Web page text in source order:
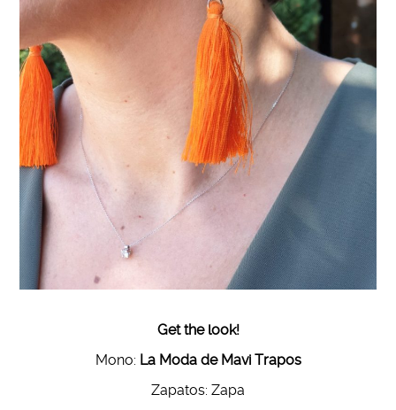
Get the look!
Mono: La Moda de Mavi Trapos
Zapatos: Zapa